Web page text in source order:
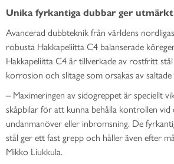
Unika fyrkantiga dubbar ger
Avancerad dubbteknik från världens
robusta Hakkapeliitta C4 balanserade
Hakkapeliitta C4 är tillverkade av rostfritt
korrosion och slitage som orsakas av
– Maximeringen av sidogreppet är speciellt
skåpbilar för att kunna behålla kontrollen vid
undanmanöver eller inbromsning. De
stål ger ett fast grepp och håller även efter
Mikko Liukkula.